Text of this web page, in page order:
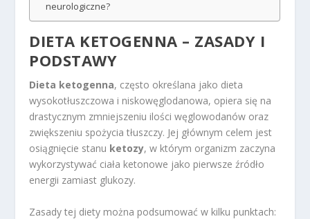
neurologiczne?
DIETA KETOGENNA – ZASADY I
PODSTAWY
Dieta ketogenna, często określana jako dieta
wysokotłuszczowa i niskowęglodanowa, opiera się na
drastycznym zmniejszeniu ilości węglowodanów oraz
zwiększeniu spożycia tłuszczy. Jej głównym celem jest
osiągnięcie stanu ketozy, w którym organizm zaczyna
wykorzystywać ciała ketonowe jako pierwsze źródło
energii zamiast glukozy.
Zasady tej diety można podsumować w kilku punktach: